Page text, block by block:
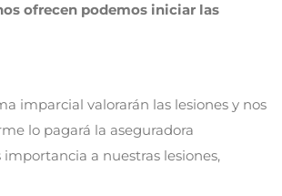
ofrecen podemos iniciar las
imparcial valorarán las lesiones y nos
lo pagará la aseguradora
a nuestras lesiones,